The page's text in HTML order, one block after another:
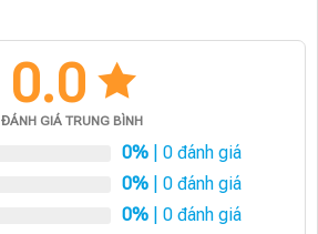
0.0
ĐÁNH GIÁ TRUNG BÌNH
0% | 0 đánh giá
0% | 0 đánh giá
0% | 0 đánh giá